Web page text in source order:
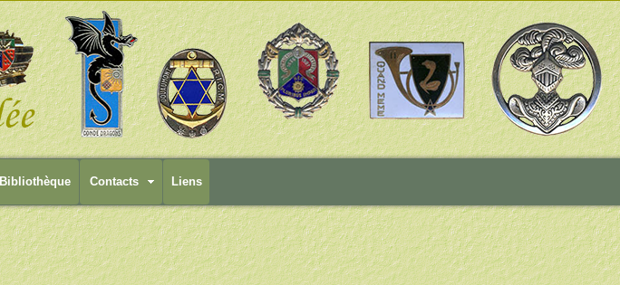
Bibliothèque Contacts Liens